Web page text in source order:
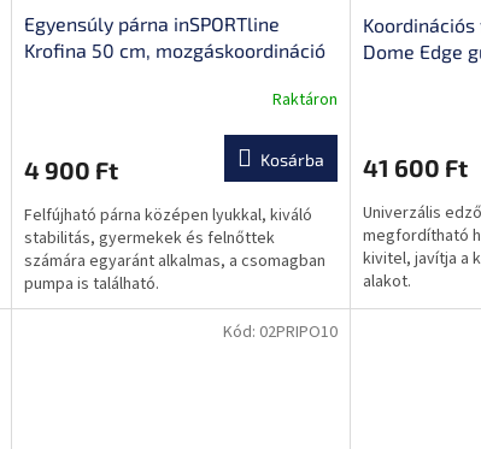
Egyensúly párna inSPORTline
Krofina 50 cm, mozgáskoordináció
anyag, csúszásgátló tulajdonságok,
univerzális segédeszköz
Raktáron
4 900 Ft Kosárba
Felfújható párna középen lyukkal, kiváló
stabilitás, gyermekek és felnőttek
számára egyaránt alkalmas, a csomagban
pumpa is található.
Koordinációs
Dome Edge
41 600 Ft
Univerzális
megfordítható
kivitel, javítja a
alakot.
Kód: 02PRIPO10